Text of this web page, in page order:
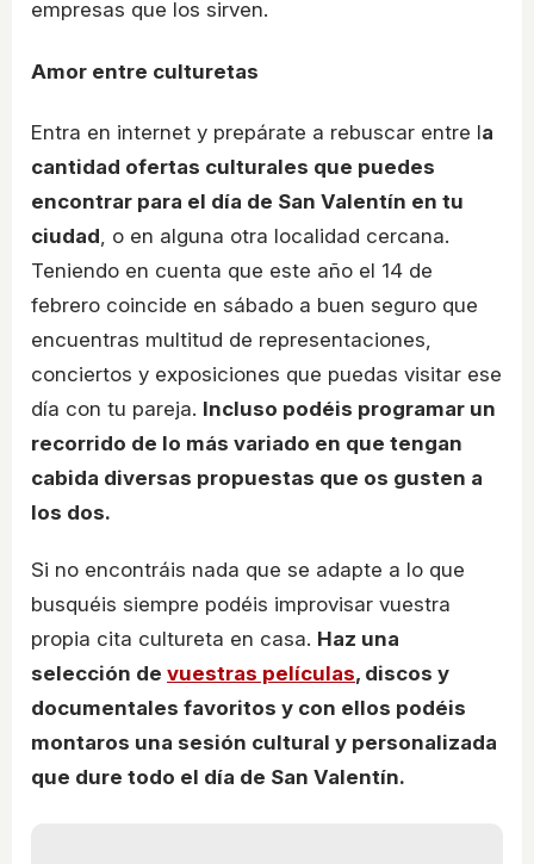
empresas que los sirven.
Amor entre culturetas
Entra en internet y prepárate a rebuscar entre la
cantidad ofertas culturales que puedes
encontrar para el día de San Valentín en tu
ciudad, o en alguna otra localidad cercana.
Teniendo en cuenta que este año el 14 de
febrero coincide en sábado a buen seguro que
encuentras multitud de representaciones,
conciertos y exposiciones que puedas visitar ese
día con tu pareja. Incluso podéis programar un
recorrido de lo más variado en que tengan
cabida diversas propuestas que os gusten a
los dos.
Si no encontráis nada que se adapte a lo que
busquéis siempre podéis improvisar vuestra
propia cita cultureta en casa. Haz una
selección de vuestras películas, discos y
documentales favoritos y con ellos podéis
montaros una sesión cultural y personalizada
que dure todo el día de San Valentín.